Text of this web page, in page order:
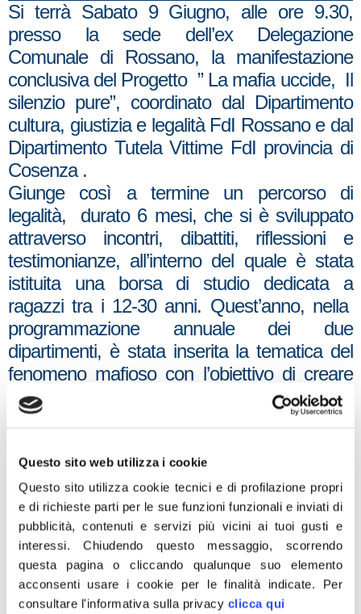
Questo sito web utilizza i cookie
Questo sito utilizza cookie tecnici e di profilazione propri
e di richieste parti per le sue funzioni funzionali e inviati di
pubblicità, contenuti e servizi più vicini ai tuoi gusti e
interessi.Chiudendo questo messaggio, scorrendo
questa pagina o cliccando qualunque suo elemento
acconsenti usare i cookie per le finalità indicate. Per
consultare l'informativa sulla privacy clicca qui
Si terrà Sabato 9 Giugno, alle ore 9.30,
presso la sede dell’ex Delegazione
Comunale di Rossano, la manifestazione
conclusiva del Progetto ” La mafia uccide, Il
silenzio pure”, coordinato dal Dipartimento
cultura, giustizia e legalità FdI Rossano e dal
Dipartimento Tutela Vittime FdI provincia di
Cosenza .
Giunge così a termine un percorso di
legalità, durato 6 mesi, che si è sviluppato
attraverso incontri, dibattiti, riflessioni e
testimonianze, all’interno del quale è stata
istituita una borsa di studio dedicata a
ragazzi tra i 12-30 anni. Quest’anno, nella
programmazione annuale dei due
dipartimenti, è stata inserita la tematica del
fenomeno mafioso con l’obiettivo di creare
nei ragazzi la consapevolezza della cultura
dell’illegalità, facendo maturare in loro il
del progetto, i ragazzi hanno svolto lavori
individuali o di gruppo, partecipando alla
borsa di studio dedicata al coraggio di Lea
Garofalo, testimone di giustizia, uccisa e
sciolta poi nell’acido.
Durante l’evento avremo modo di ascoltare